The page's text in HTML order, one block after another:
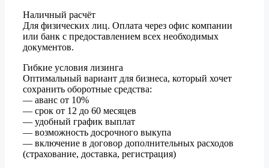
Наличный расчёт
Для физических лиц. Оплата через офис компании
или банк с предоставлением всех необходимых
документов.
Гибкие условия лизинга
Оптимальный вариант для бизнеса, который хочет
сохранить оборотные средства:
— аванс от 10%
— срок от 12 до 60 месяцев
— удобный график выплат
— возможность досрочного выкупа
— включение в договор дополнительных расходов
(страхование, доставка, регистрация)